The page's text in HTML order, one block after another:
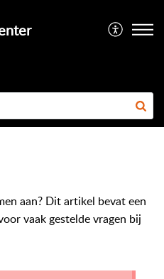
aan? Dit artikel bevat een
vaak gestelde vragen bij